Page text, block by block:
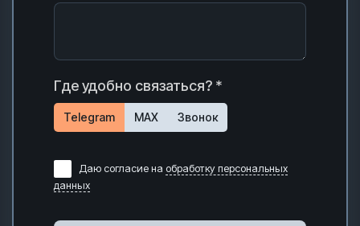
Где удобно связаться? *
Telegram MAX Звонок
Даю согласие на обработку персональных
данных